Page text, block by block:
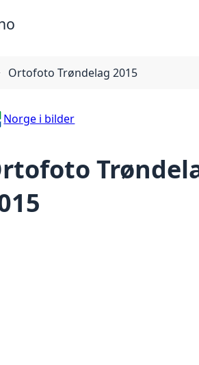
Ortofoto Trøndelag 2015
Norge i bilder